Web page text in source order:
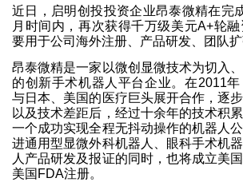
近日，启明创投投资企业昂泰微精在完
月时间内，再次获得千万级美元A+轮
要用于公司海外注册、产品研发、团队扩
昂泰微精是一家以微创显微技术为切入
的创新手术机器人平台企业。在2011
与日本、美国的医疗巨头展开合作，逐
以及技术差距后，经过十余年的技术积
一个成功实现全程无抖动操作的机器人
进通用型显微外科机器人、眼科手术机
人产品研发及报证的同时，也将成立美
美国FDA注册。